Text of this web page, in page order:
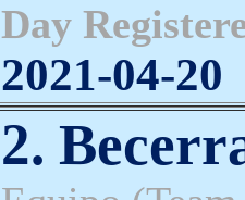
Day
2021-04-20
2.